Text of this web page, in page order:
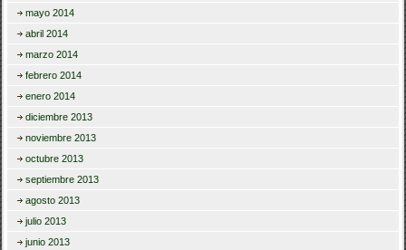
mayo 2014
abril 2014
marzo 2014
febrero 2014
enero 2014
diciembre 2013
noviembre 2013
octubre 2013
septiembre 2013
agosto 2013
julio 2013
junio 2013